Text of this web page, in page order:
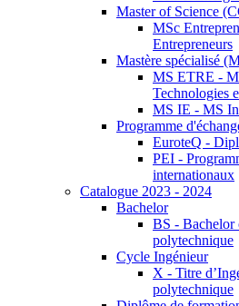
Master of Science
MSc
Entrepreneurs
Mastère spécialisé
MS ETRE -
Technologies
MS IE - MS
Programme
EuroteQ -
PEI -
internationaux
Catalogue 2023 - 2024
Bachelor
BS - Bachelor
polytechnique
Cycle Ingénieur
X - Titre
polytechnique